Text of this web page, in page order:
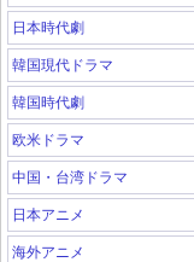
日本時代劇
韓国現代ドラマ
韓国時代劇
欧米ドラマ
中国・台湾ドラマ
日本アニメ
海外アニメ